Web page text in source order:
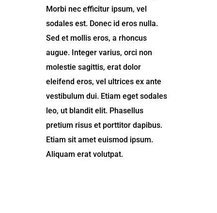
Morbi nec efficitur ipsum, vel
sodales est. Donec id eros nulla.
Sed et mollis eros, a rhoncus
augue. Integer varius, orci non
molestie sagittis, erat dolor
eleifend eros, vel ultrices ex ante
vestibulum dui. Etiam eget sodales
leo, ut blandit elit. Phasellus
pretium risus et porttitor dapibus.
Etiam sit amet euismod ipsum.
Aliquam erat volutpat.